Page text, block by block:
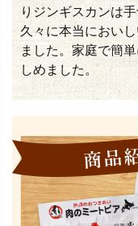
りジンギスカンは
久々に本当におい
ました。家庭で簡
しめました。